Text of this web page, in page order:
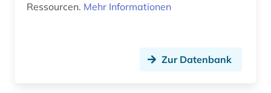
Ressourcen. Mehr Informationen
Zur Datenbank